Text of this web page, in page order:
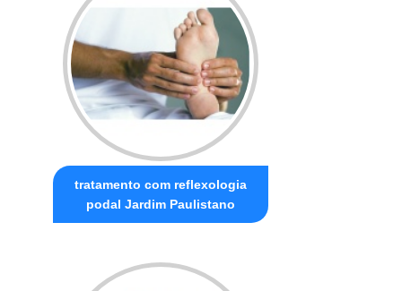
tratamento com reflexologia
podal Jardim Paulistano